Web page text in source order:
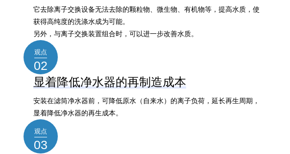
它去除离子交换设备无法去除的颗粒物、微生物、有机物等，提高水质，使
获得高纯度的洗涤水成为可能。
另外，与离子交换装置组合时，可以进一步改善水质。
观点
02
显着降低净水器的再制造成本
安装在滤筒净水器前，可降低原水（自来水）的离子负荷，延长再生周期，
显着降低净水器的再生成本。
观点
03